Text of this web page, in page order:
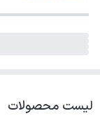
لیست محصولات